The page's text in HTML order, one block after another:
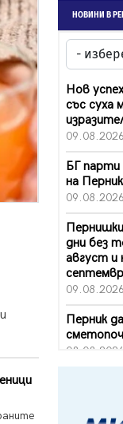
НОВИНИ В
Нов
със суха
БГ
на Перник
дни без
август и
Перник